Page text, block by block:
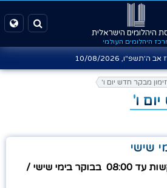
היהלומים הישראלית
היהלומים העולמי
אב ה'תשפ"ו, 10/08/2026
זימון מבקר חדש יום ו'
ו'
שישי
ניתן לשלוח את הבקשות עד 08:00 בבוקר בימי שישי /